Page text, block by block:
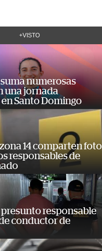
+VISTO
numerosas
una jornada
Santo Domingo
14 comparten foto
responsables de
responsable
conductor de